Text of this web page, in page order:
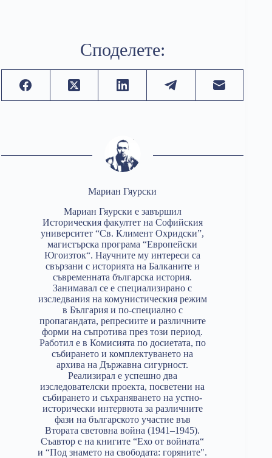
Споделете:
Мариан Гяурски
Мариан Гяурски е завършил
Историческия факултет на Софийския
университет “Св. Климент Охридски”,
магистърска програма “Европейски
Югоизток“. Научните му интереси са
свързани с историята на Балканите и
съвременната българска история.
Занимавал се е специализирано с
изследвания на комунистическия режим
в България и по-специално с
пропагандата, репресиите и различните
форми на съпротива през този период.
Работил е в Комисията по досиетата, по
събирането и комплектуването на
архива на Държавна сигурност.
Реализирал е успешно два
изследователски проекта, посветени на
събирането и съхраняването на устно-
исторически интервюта за различните
фази на българското участие във
Втората световна война (1941–1945).
Съавтор е на книгите “Ехо от войната“
и “Под знамето на свободата: горяните".